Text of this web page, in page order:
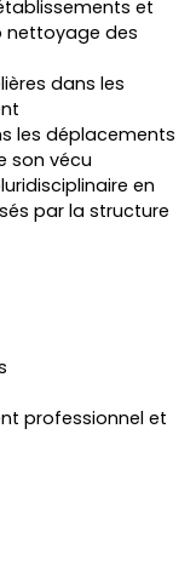
et
nettoyage des
dans les
les déplacements
son vécu
en
par la structure
professionnel et